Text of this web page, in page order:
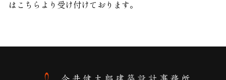
は こちらより受け付けております。